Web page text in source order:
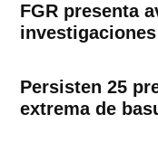
FGR presenta
Persisten 25
extrema de